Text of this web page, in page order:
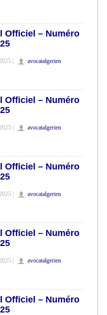
Officiel – Numéro
| avocatalgerien
Officiel – Numéro
| avocatalgerien
Officiel – Numéro
| avocatalgerien
Officiel – Numéro
| avocatalgerien
Officiel – Numéro